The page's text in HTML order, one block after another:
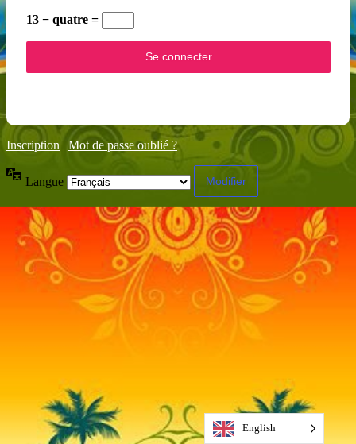
13 − quatre =
Inscription | Mot de passe oublié ?
Langue
English